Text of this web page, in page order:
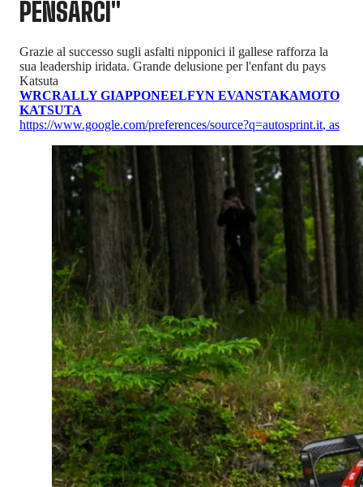
PENSARCI"
Grazie al successo sugli asfalti nipponici il gallese rafforza la
sua leadership iridata. Grande delusione per l'enfant du pays
Katsuta
WRCRALLY GIAPPONEELFYN EVANSTAKAMOTO
KATSUTA
https://www.google.com/preferences/source?q=autosprint.it, as